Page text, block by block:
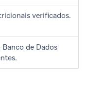
verificados.
de Dados